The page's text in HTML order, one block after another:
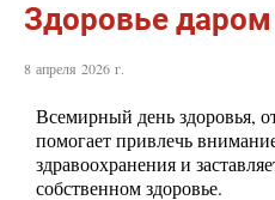
Здоровье даром
8 апреля 2026 г.
Всемирный день здоровья,
помогает привлечь
здравоохранения и
собственном здоровье.